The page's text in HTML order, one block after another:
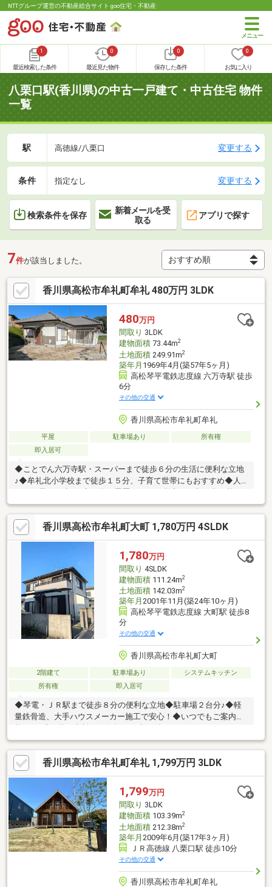
NTTグループ運営の不動産総合サイト goo住宅・不動産
1
最近検索した条件
0
最近見た物件
0
保存した条件
0
お気に入り
八栗口駅(香川県)の中古一戸建て・中古住宅 物件
一覧
駅 高徳線/八栗口 変更する
条件 指定なし 変更する
検索条件を保存
新着メールを受
取る
アプリで探す
7件が該当しました。
香川県高松市牟礼町牟礼 480万円 3LDK
480万円
間取り 3LDK
建物面積73.44m2
土地面積249.91m2
築年月 1969年4月(築57年5ヶ月)
高松琴平電鉄志度線 六万寺駅 徒歩
6分
その他の交通
香川県高松市牟礼町牟礼
平屋 駐車場あり
所有権
即入居可
◆ことでん六万寺駅・スーパーまで徒歩６分の生活に便利な立地
♪◆牟礼北小学校まで徒歩１５分、子育て世帯にもおすすめ◆人
ですがまだまだお住まいいただける物件です
香川県高松市牟礼町大町 1,780万円 4SLDK
1,780万円
間取り 4SLDK
建物面積111.24m2
土地面積142.03m2
築年月 2001年11月(築24年10ヶ月)
高松琴平電鉄志度線 大町駅 徒歩8
分
その他の交通
香川県高松市牟礼町大町
2階建て 駐車場あり
システムキッチン
所有権
即入居可
◆琴電・ＪＲ駅まで徒歩８分の便利な立地◆駐車場２台分♪◆軽
量鉄骨造、大手ハウスメーカー施工で安心！◆いつでもご案内可
香川県高松市牟礼町牟礼 1,799万円 3LDK
1,799万円
間取り 3LDK
建物面積103.39m2
土地面積212.38m2
築年月 2009年6月(築17年3ヶ月)
ＪＲ高徳線 八栗口駅 徒歩10分
その他の交通
香川県高松市牟礼町牟礼